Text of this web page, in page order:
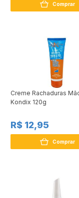
Comprar
Creme Rachaduras
Kondix 120g
R$ 12,95
Comprar